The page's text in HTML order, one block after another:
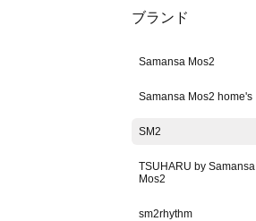
ブランド
Samansa Mos2
Samansa Mos2 home's
SM2
TSUHARU by Samansa
Mos2
sm2rhythm